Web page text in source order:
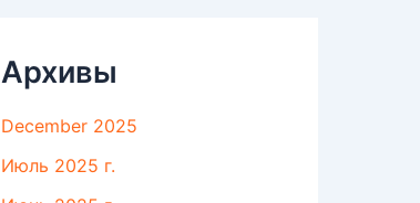
Архивы
December 2025
Июль 2025 г.